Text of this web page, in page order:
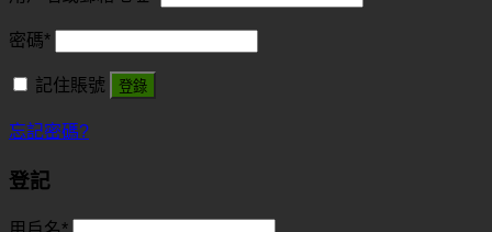
密碼*
記住賬號 登錄
忘記密碼?
登記